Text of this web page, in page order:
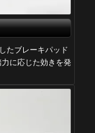
たブレーキパッド
に応じた効きを発